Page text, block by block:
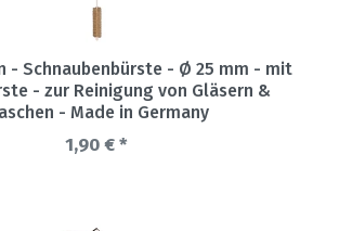
- Schnaubenbürste - Ø 25 mm - mit
- zur Reinigung von Gläsern &
- Made in Germany
1,90 € *